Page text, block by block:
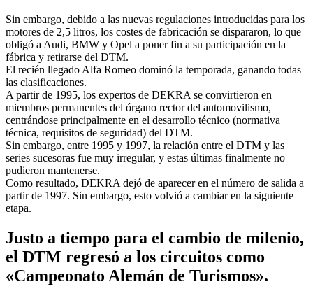
Sin embargo, debido a las nuevas regulaciones introducidas para los
motores de 2,5 litros, los costes de fabricación se dispararon, lo que
obligó a Audi, BMW y Opel a poner fin a su participación en la
fábrica y retirarse del DTM.
El recién llegado Alfa Romeo dominó la temporada, ganando todas
las clasificaciones.
A partir de 1995, los expertos de DEKRA se convirtieron en
miembros permanentes del órgano rector del automovilismo,
centrándose principalmente en el desarrollo técnico (normativa
técnica, requisitos de seguridad) del DTM.
Sin embargo, entre 1995 y 1997, la relación entre el DTM y las
series sucesoras fue muy irregular, y estas últimas finalmente no
pudieron mantenerse.
Como resultado, DEKRA dejó de aparecer en el número de salida a
partir de 1997. Sin embargo, esto volvió a cambiar en la siguiente
etapa.
Justo a tiempo para el cambio de milenio,
el DTM regresó a los circuitos como
«Campeonato Alemán de Turismos».